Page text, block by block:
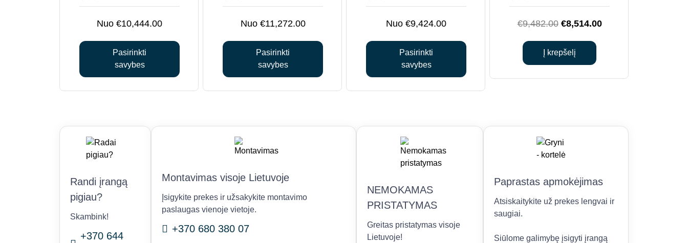
€10,444.00
Pasirinkti
savybes
The
options
be
chosen
on
product
€11,272.00
Pasirinkti
savybes
The
options
be
chosen
on
product
€9,424.00
Pasirinkti
savybes
The
options
be
chosen
on
product
€9,482.00 Original
was:
€9,482.00.
€8,514.00Current
Į krepšelį
Randi įrangą
pigiau?
Skambink!
+370 644
Montavimas visoje Lietuvoje
Įsigykite prekes ir užsakykite montavimo
paslaugas vienoje vietoje.
+370 680 380 07
NEMOKAMAS
PRISTATYMAS
Greitas pristatymas visoje
Lietuvoje!
Paprastas apmokėjimas
Atsiskaitykite už prekes lengvai ir
saugiai.
Siūlome galimybę įsigyti įrangą